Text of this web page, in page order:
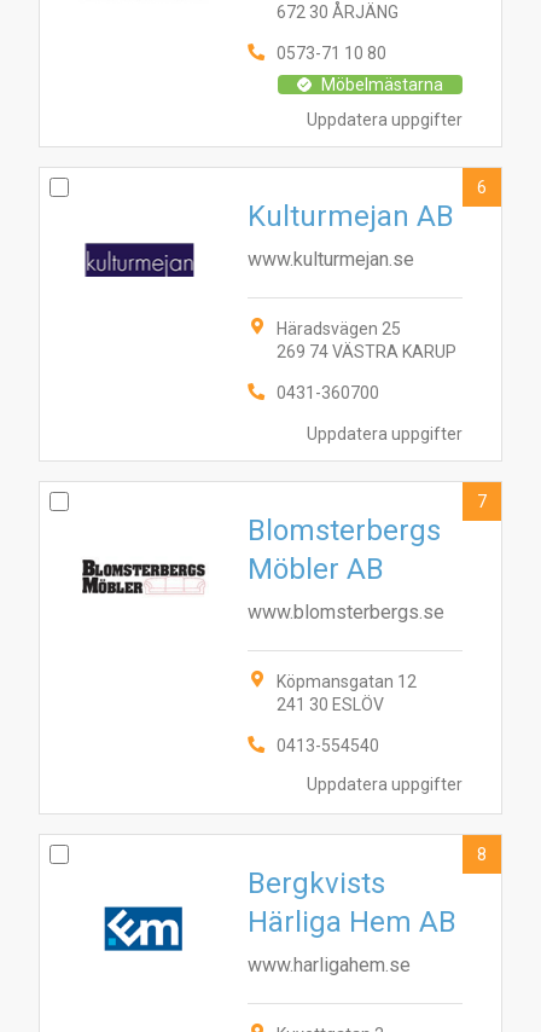
Uppdatera uppgifter
672 30 ÅRJÄNG
0573-71 10 80
Möbelmästarna
Uppdatera uppgifter
Kulturmejan AB
www.kulturmejan.se
Häradsvägen 25
269 74 VÄSTRA KARUP
0431-360700
6
Uppdatera uppgifter
Blomsterbergs
Möbler AB
www.blomsterbergs.se
Köpmansgatan 12
241 30 ESLÖV
0413-554540
7
Bergkvists
Härliga Hem AB
www.harligahem.se
8